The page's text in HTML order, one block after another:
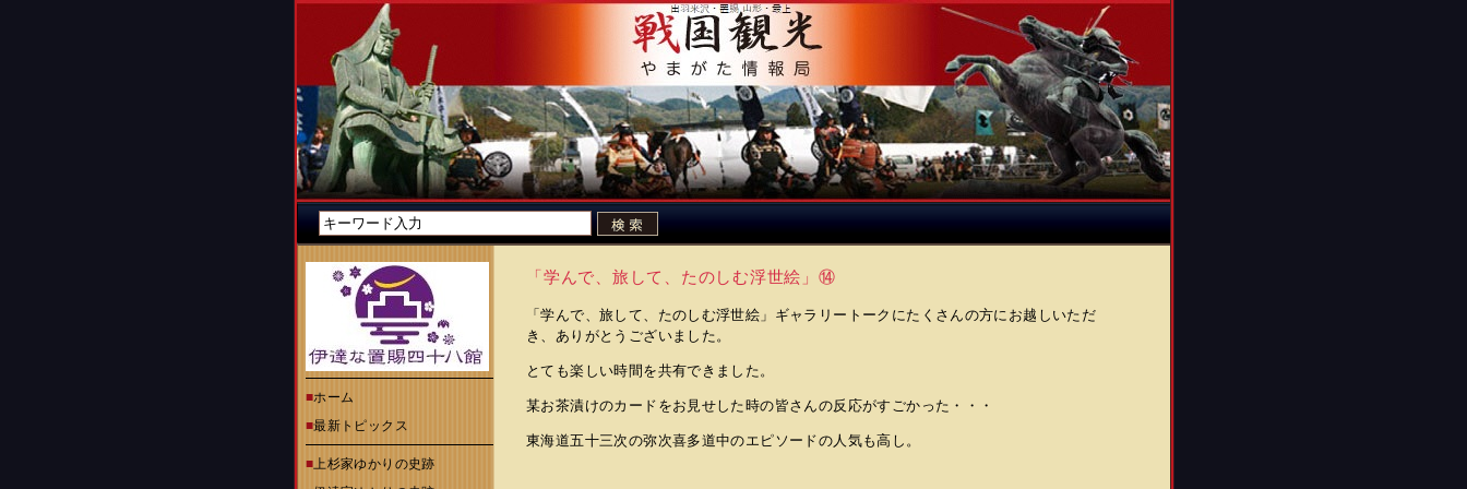
■ホーム
■最新トピックス
■上杉家ゆかりの史跡
「学んで、旅して、たのしむ浮世絵」⑭
「学んで、旅して、たのしむ浮世絵」ギャラリートークにたくさんの方にお越しいただ
き、ありがとうございました。
とても楽しい時間を共有できました。
某お茶漬けのカードをお見せした時の皆さんの反応がすごかった・・・
東海道五十三次の弥次喜多道中のエピソードの人気も高し。